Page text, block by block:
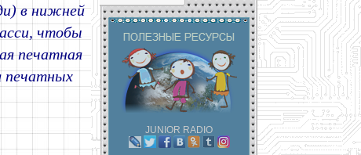
JUNIOR RADIO
в нижней
чтобы
печатная
печатных